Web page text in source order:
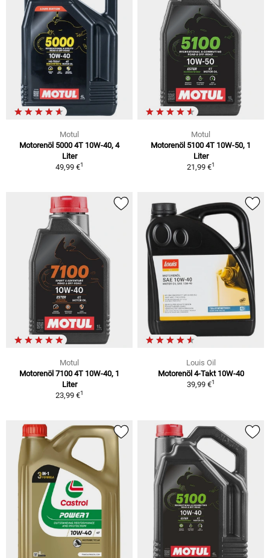
Motul
Motorenöl 5000 4T 10W-40, 4
Liter
49,99 €1
Motul
Motorenöl 5100 4T 10W-50, 1
Liter
21,99 €1
Motul
Motorenöl 7100 4T 10W-40, 1
Liter
23,99 €1
Louis Oil
Motorenöl 4-Takt 10W-40
39,99 €1